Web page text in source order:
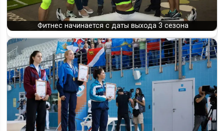
Фитнес начинается с даты выхода 3 сезона